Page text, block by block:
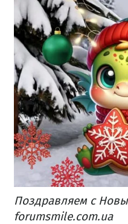
Поздравляем с
forumsmile.com.ua